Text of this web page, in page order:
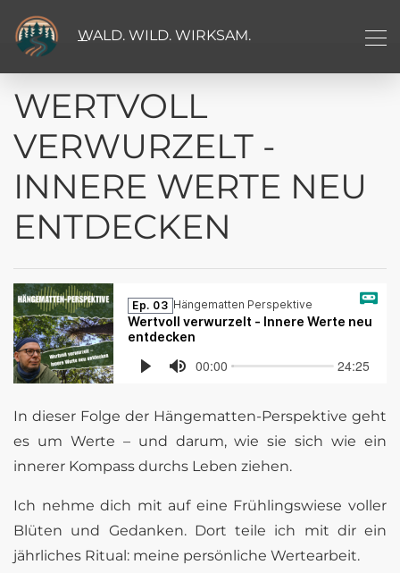
WALD. WILD. WIRKSAM.
WERTVOLL
VERWURZELT -
INNERE WERTE NEU
ENTDECKEN
In dieser Folge der Hängematten-Perspektive geht
es um Werte – und darum, wie sie sich wie ein
innerer Kompass durchs Leben ziehen.
Ich nehme dich mit auf eine Frühlingswiese voller
Blüten und Gedanken. Dort teile ich mit dir ein
jährliches Ritual: meine persönliche Wertearbeit.